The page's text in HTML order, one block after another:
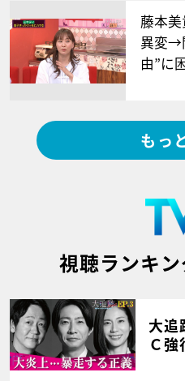
藤本
異変→
由”に
もっ
視聴ランキ
大追
Ｃ